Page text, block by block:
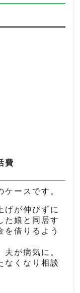
費
ースです。
げが伸びずに
た娘と同居す
を借りるよう
が病気に。
なくなり相談